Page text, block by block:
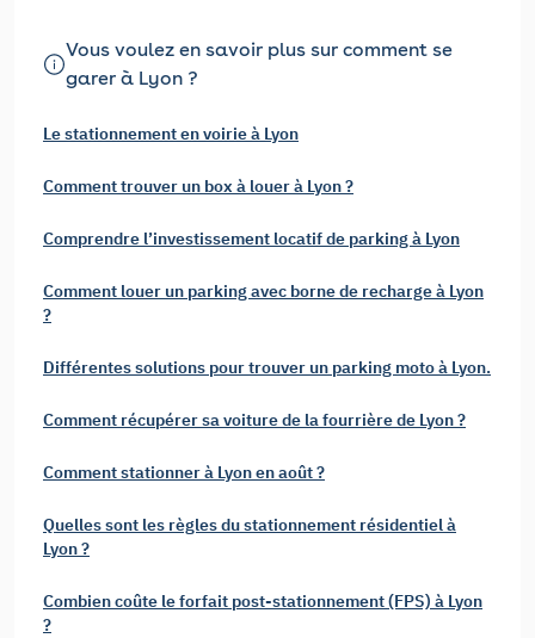
Vous voulez en savoir plus sur comment se
garer à Lyon ?
Le stationnement en voirie à Lyon
Comment trouver un box à louer à Lyon ?
Comprendre l’investissement locatif de parking à Lyon
Comment louer un parking avec borne de recharge à Lyon
?
Différentes solutions pour trouver un parking moto à Lyon.
Comment récupérer sa voiture de la fourrière de Lyon ?
Comment stationner à Lyon en août ?
Quelles sont les règles du stationnement résidentiel à
Lyon ?
Combien coûte le forfait post-stationnement (FPS) à Lyon
?